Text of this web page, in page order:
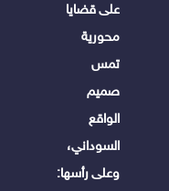
على قضايا
محورية
تمس
صميم
الواقع
السوداني،
وعلى رأسها: